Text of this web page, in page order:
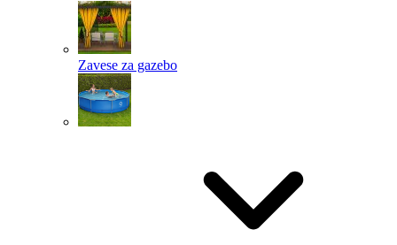
Zavese za gazebo